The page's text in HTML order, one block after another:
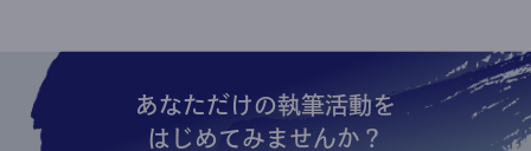
あなただけの執筆活動を
はじめてみませんか？